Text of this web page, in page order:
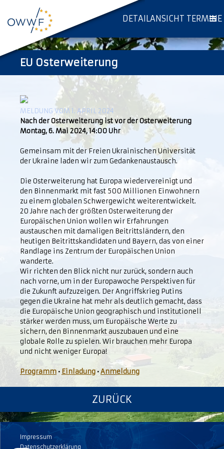
DETAILANSICHT TERMINE
EU Osterweiterung
MELDUNG VOM 1. APRIL 2024
Nach der Osterweiterung ist vor der Osterweiterung
Montag, 6. Mai 2024, 14:00 Uhr
Gemeinsam mit der Freien Ukrainischen Universität
der Ukraine laden wir zum Gedankenaustausch.
Die Osterweiterung hat Europa wiedervereinigt und
den Binnenmarkt mit fast 500 Millionen Einwohnern
zu einem globalen Schwergewicht weiterentwickelt.
20 Jahre nach der größten Osterweiterung der
Europäischen Union wollen wir Erfahrungen
austauschen mit damaligen Beitrittsländern, den
heutigen Beitrittskandidaten und Bayern, das von einer
Randlage ins Zentrum der Europäischen Union
wanderte.
Wir richten den Blick nicht nur zurück, sondern auch
nach vorne, um in der Europawoche Perspektiven für
die Zukunft aufzuzeigen. Der Angriffskrieg Putins
gegen die Ukraine hat mehr als deutlich gemacht, dass
die Europäische Union geographisch und institutionell
stärker werden muss, um Europäische Werte zu
sichern, den Binnenmarkt auszubauen und eine
globale Rolle zu spielen. Wir brauchen mehr Europa
und nicht weniger Europa!
Programm • Einladung •Anmeldung
ZURÜCK
Impressum
Datenschutzerklärung